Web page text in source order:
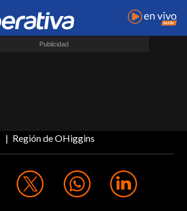
Región de OHiggins